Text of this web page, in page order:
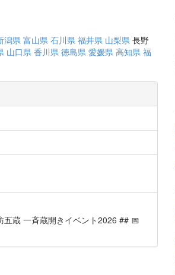
潟県 富山県 石川県 福井県 山梨県 長野
山口県 香川県 徳島県 愛媛県 高知県 福
蔵 一斉蔵開きイベント2026 ## 📅